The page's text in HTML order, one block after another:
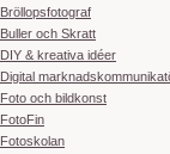
Bröllopsfotograf
Buller och Skratt
DIY & kreativa idéer
Digital
Foto och bildkonst
FotoFin
Fotoskolan